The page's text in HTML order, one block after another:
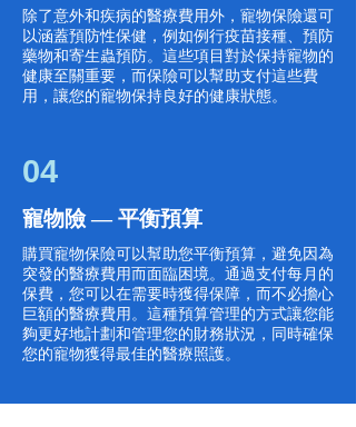
除了意外和疾病的醫療費用外，寵物保險還可
以涵蓋預防性保健，例如例行疫苗接種、預防
藥物和寄生蟲預防。這些項目對於保持寵物的
健康至關重要，而保險可以幫助支付這些費
用，讓您的寵物保持良好的健康狀態。
04
寵物險 — 平衡預算
購買寵物保險可以幫助您平衡預算，避免因為
突發的醫療費用而面臨困境。通過支付每月的
保費，您可以在需要時獲得保障，而不必擔心
巨額的醫療費用。這種預算管理的方式讓您能
夠更好地計劃和管理您的財務狀況，同時確保
您的寵物獲得最佳的醫療照護。